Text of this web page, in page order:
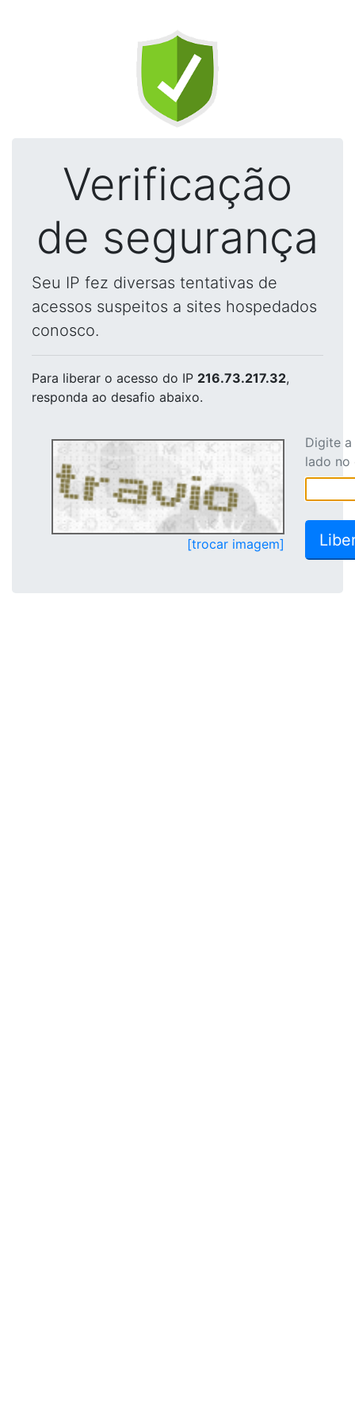
Verificação
de segurança
Seu IP fez diversas tentativas de
acessos suspeitos a sites hospedados
conosco.
Para liberar o acesso do IP 216.73.217.32,
responda ao desafio abaixo.
[trocar imagem]
Digite
lado no